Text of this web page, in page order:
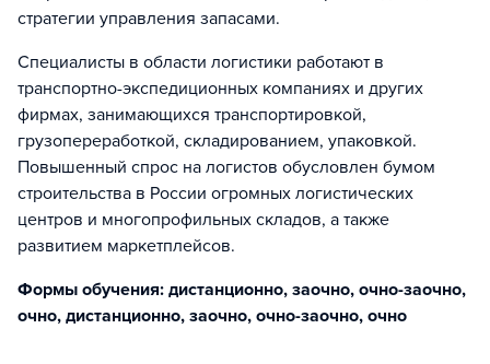
стратегии управления запасами.
Специалисты в области логистики работают в
транспортно-экспедиционных компаниях и других
фирмах, занимающихся транспортировкой,
грузопереработкой, складированием, упаковкой.
Повышенный спрос на логистов обусловлен бумом
строительства в России огромных логистических
центров и многопрофильных складов, а также
развитием маркетплейсов.
Формы обучения: дистанционно, заочно, очно-заочно,
очно, дистанционно, заочно, очно-заочно, очно